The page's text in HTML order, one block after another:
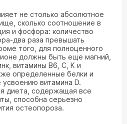
не столько абсолютное
сколько соотношение в
и фосфора: количество
два раза превышать
того, для полноценного
должны быть еще магний,
витамины В6, С, К и
определенные белки и
витамина D.
диета, содержащая все
способна серьезно
остеопороза.